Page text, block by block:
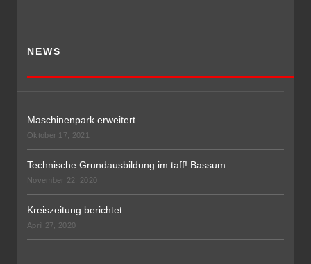
NEWS
Maschinenpark erweitert
Oktober 17, 2021
Technische Grundausbildung im taff! Bassum
November 22, 2020
Kreiszeitung berichtet
April 27, 2020